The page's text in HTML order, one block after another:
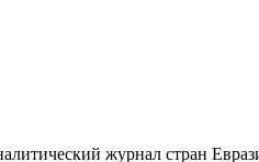
журнал стран